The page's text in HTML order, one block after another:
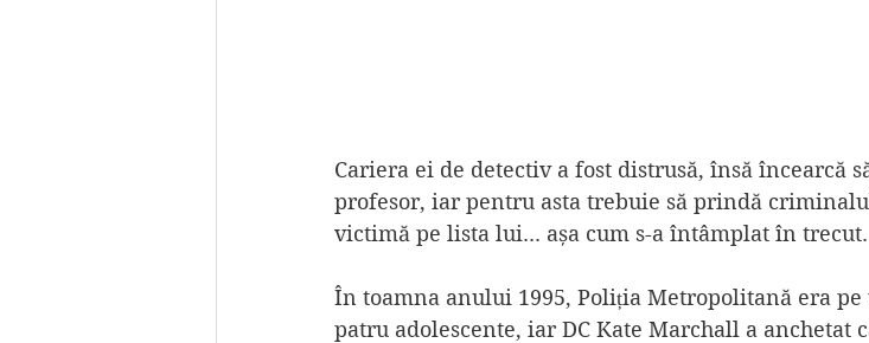
Cariera ei de detectiv a fost distrusă, însă încearcă
profesor, iar pentru asta trebuie să prindă
victimă pe lista lui... așa cum s-a întâmplat în trecut.
În toamna anului 1995, Poliția Metropolitană era
patru adolescente, iar DC Kate Marchall a anchetat